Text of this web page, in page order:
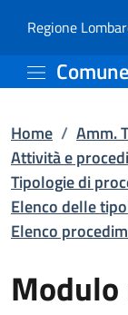
Regione
Home / Amm.
Attività e
Tipologie di
Elenco delle
Elenco